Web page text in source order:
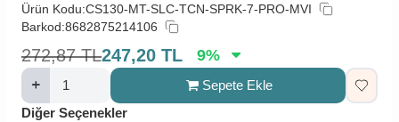
Ürün Kodu:CS130-MT-SLC-TCN-SPRK-7-PRO-MVI
Barkod:8682875214106
272,87 TL247,20 TL 9%
Sepete Ekle
Diğer Seçenekler